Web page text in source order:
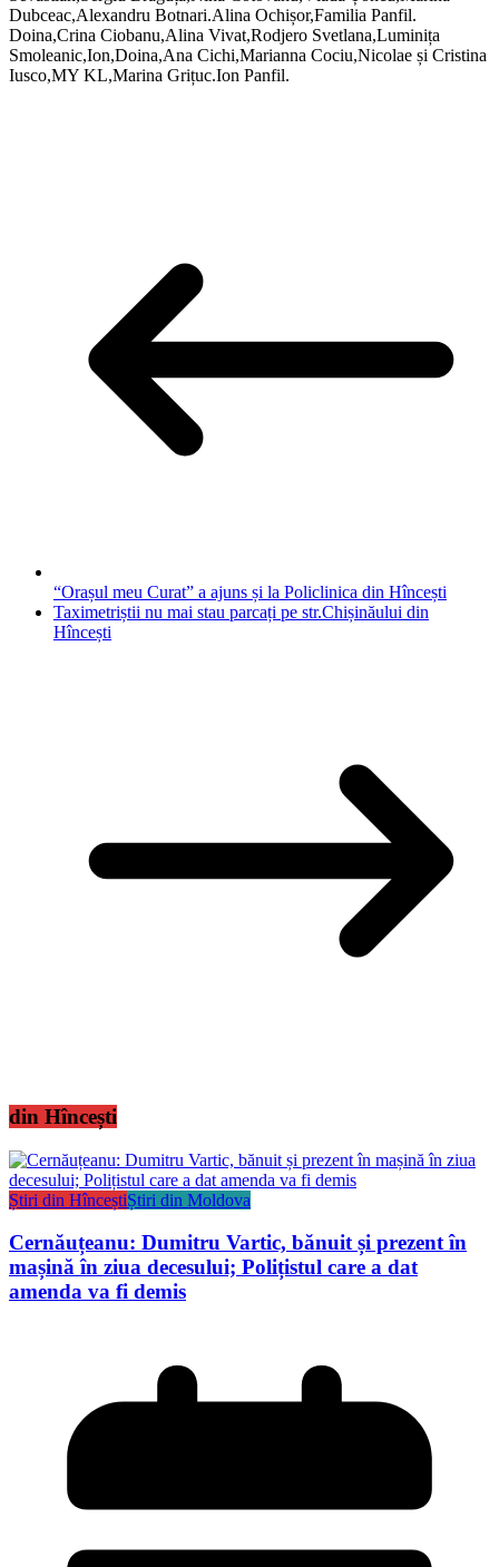
Dubceac,Alexandru Botnari.Alina Ochișor,Familia Panfil.
Doina,Crina Ciobanu,Alina Vivat,Rodjero Svetlana,Luminița
Smoleanic,Ion,Doina,Ana Cichi,Marianna Cociu,Nicolae și Cristina
Iusco,MY KL,Marina Grițuc.Ion Panfil.
“Orașul meu Curat” a ajuns și la Policlinica din Hîncești
Taximetriștii nu mai stau parcați pe str.Chișinăului din
Hîncești
din Hîncești
Știri din HînceștiȘtiri din Moldova
Cernăuțeanu: Dumitru Vartic, bănuit și prezent în
mașină în ziua decesului; Polițistul care a dat
amenda va fi demis